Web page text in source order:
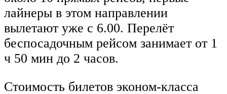
лайнеры в этом направлении
вылетают уже с 6.00. Перелёт
беспосадочным рейсом занимает от 1
ч 50 мин до 2 часов.
Стоимость билетов эконом-класса